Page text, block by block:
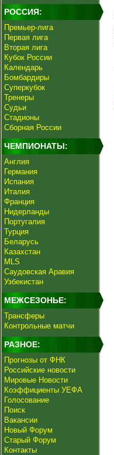
РОССИЯ:
Премьер-лига
Первая лига
Вторая лига
Кубок России
Календарь
Бомбардиры
Суперкубок
Тренеры
Судьи
Стадионы
Сборная России
ЧЕМПИОНАТЫ:
Англия
Германия
Испания
Италия
Франция
Нидерланды
Португалия
Турция
Беларусь
Казахстан
MLS
Саудовская Аравия
Узбекистан
МЕЖСЕЗОНЬЕ:
Трансферы
Контрольные матчи
РАЗНОЕ:
Прогнозы от ФНК
Российские новости
Мировые Новости
Коэффициенты УЕФА
Голосование
Поиск
Вакансии
Новый Форум
Старый Форум
Контакты